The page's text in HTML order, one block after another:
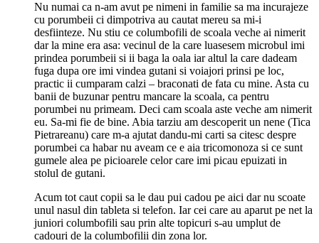
Nu numai ca n-am avut pe nimeni in familie sa ma incurajeze
cu porumbeii ci dimpotriva au cautat mereu sa mi-i
desfiinteze. Nu stiu ce columbofili de scoala veche ai nimerit
dar la mine era asa: vecinul de la care luasesem microbul imi
prindea porumbeii si ii baga la oala iar altul la care dadeam
fuga dupa ore imi vindea gutani si voiajori prinsi pe loc,
practic ii cumparam calzi – braconati de fata cu mine. Asta cu
banii de buzunar pentru mancare la scoala, ca pentru
porumbei nu primeam. Deci cam scoala aste veche am nimerit
eu. Sa-mi fie de bine. Abia tarziu am descoperit un nene (Tica
Pietrareanu) care m-a ajutat dandu-mi carti sa citesc despre
porumbei ca habar nu aveam ce e aia tricomonoza si ce sunt
gumele alea pe picioarele celor care imi picau epuizati in
stolul de gutani.
Acum tot caut copii sa le dau pui cadou pe aici dar nu scoate
unul nasul din tableta si telefon. Iar cei care au aparut pe net la
juniori columbofili sau prin alte topicuri s-au umplut de
cadouri de la columbofilii din zona lor.